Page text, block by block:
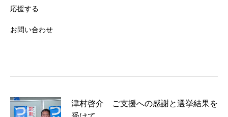
応援する
お問い合わせ
津村啓介 ご支援への感謝と選挙結果を